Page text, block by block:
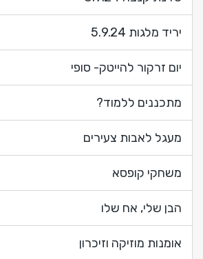
יריד מלגות 5.9.24
יום זרקור להייטק- סופי
מתכננים ללמוד?
מעגל לאבות צעירים
משחקי קופסא
הבן שלי, אח שלו
אומנות מוזיקה וזיכרון